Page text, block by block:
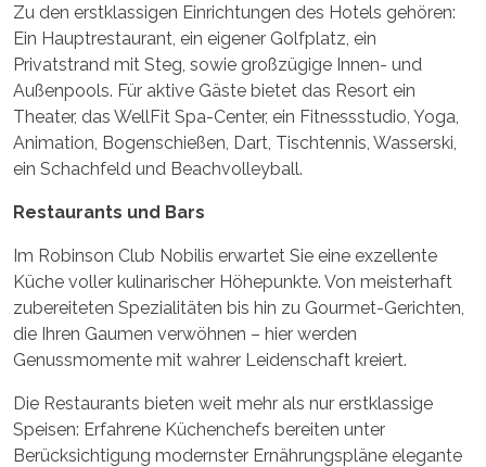
Zu den erstklassigen Einrichtungen des Hotels gehören:
Ein Hauptrestaurant, ein eigener Golfplatz, ein
Privatstrand mit Steg, sowie großzügige Innen- und
Außenpools. Für aktive Gäste bietet das Resort ein
Theater, das WellFit Spa-Center, ein Fitnessstudio, Yoga,
Animation, Bogenschießen, Dart, Tischtennis, Wasserski,
ein Schachfeld und Beachvolleyball.
Restaurants und Bars
Im Robinson Club Nobilis erwartet Sie eine exzellente
Küche voller kulinarischer Höhepunkte. Von meisterhaft
zubereiteten Spezialitäten bis hin zu Gourmet-Gerichten,
die Ihren Gaumen verwöhnen – hier werden
Genussmomente mit wahrer Leidenschaft kreiert.
Die Restaurants bieten weit mehr als nur erstklassige
Speisen: Erfahrene Küchenchefs bereiten unter
Berücksichtigung modernster Ernährungspläne elegante